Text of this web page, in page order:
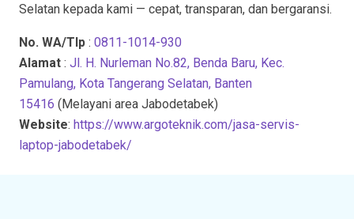
Selatan kepada kami — cepat, transparan, dan bergaransi.
No. WA/Tlp : 0811-1014-930
Alamat : Jl. H. Nurleman No.82, Benda Baru, Kec.
Pamulang, Kota Tangerang Selatan, Banten
15416 (Melayani area Jabodetabek)
Website: https://www.argoteknik.com/jasa-servis-
laptop-jabodetabek/